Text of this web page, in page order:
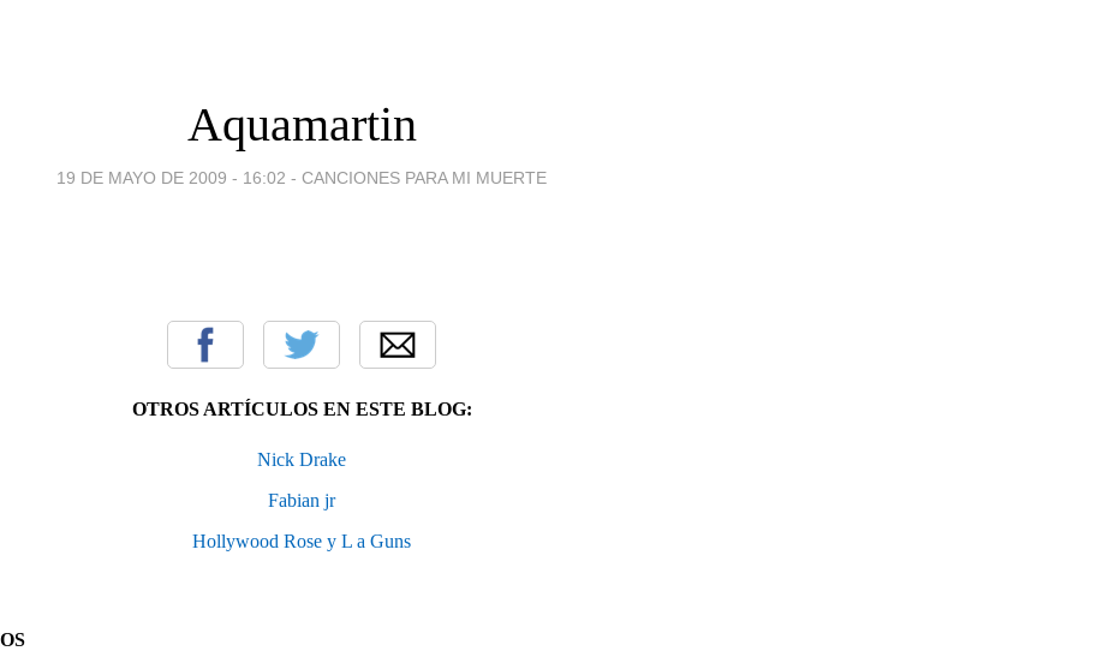
Aquamartin
19 DE MAYO DE 2009 - 16:02 - CANCIONES PARA MI MUERTE
OTROS ARTÍCULOS EN ESTE BLOG:
Nick Drake
Fabian jr
Hollywood Rose y L a Guns